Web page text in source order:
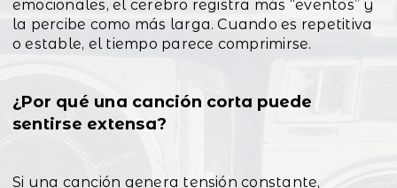
emocionales, el cerebro registra más “eventos” y
la percibe como más larga. Cuando es repetitiva
o estable, el tiempo parece comprimirse.
¿Por qué una canción corta puede
sentirse extensa?
Si una canción genera tensión constante,